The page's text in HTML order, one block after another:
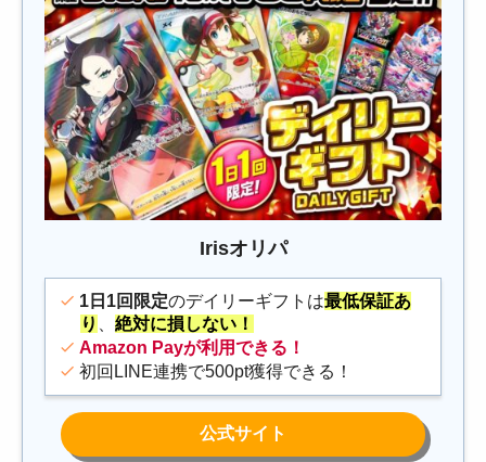
Irisオリパ
1日1回限定のデイリーギフトは最低保証あ
り 、 絶対に損しない！
Amazon Payが利用できる！
初回LINE連携で500pt獲得できる！